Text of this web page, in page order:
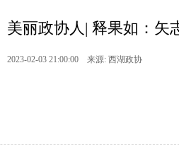
美丽政协人| 释果如：矢
2023-02-03 21:00:00 来源: 西湖政协